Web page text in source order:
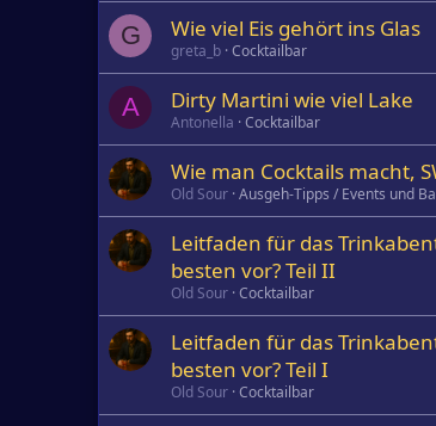
G Wie viel Eis gehört ins Glas
greta_b Cocktailbar
A Dirty Martini wie viel Lake
Antonella Cocktailbar
Wie man Cocktails macht,
Old Sour Ausgeh-Tipps / Events und
Leitfaden für das
besten vor? Teil II
Old Sour Cocktailbar
Leitfaden für das
besten vor? Teil I
Old Sour Cocktailbar